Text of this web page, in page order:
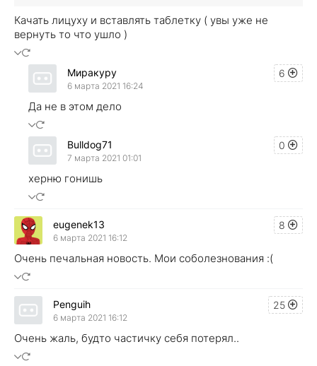
Качать лицуху и вставлять таблетку ( увы уже не
вернуть то что ушло )
6
Миракуру
6 марта 2021 16:24
Да не в этом дело
0
Bulldog71
7 марта 2021 01:01
херню гонишь
8
eugenek13
6 марта 2021 16:12
Очень печальная новость. Мои соболезнования :(
25
Penguih
6 марта 2021 16:12
Очень жаль, будто частичку себя потерял..